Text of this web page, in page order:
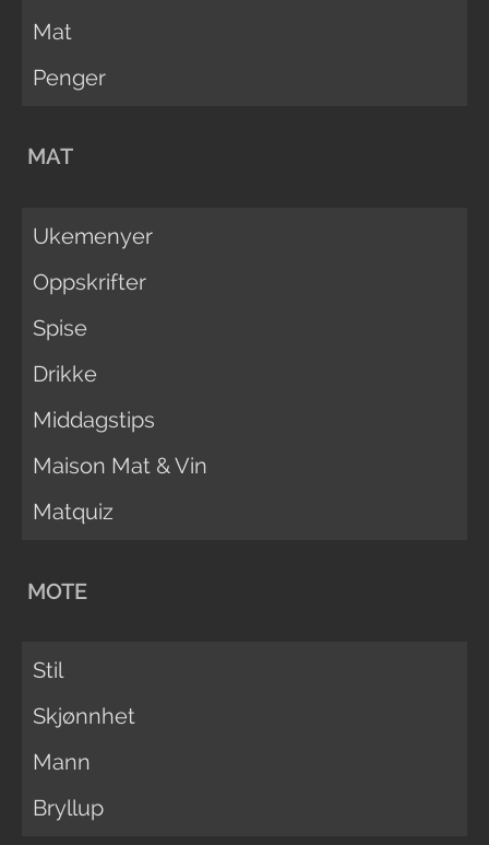
Mat
Penger
MAT
Ukemenyer
Oppskrifter
Spise
Drikke
Middagstips
Maison Mat & Vin
Matquiz
MOTE
Stil
Skjønnhet
Mann
Bryllup